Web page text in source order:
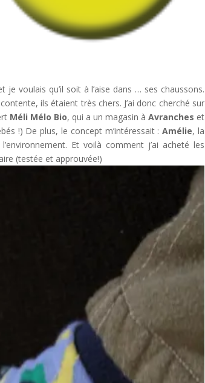
voulais qu’il soit à l’aise dans … ses chaussons.
ils étaient très chers. J’ai donc cherché sur
Méli Mélo Bio, qui a un magasin àAvranches et
!) De plus, le concept m’intéressait :Amélie, la
Et voilà comment j’ai acheté les
(testée et approuvée!)